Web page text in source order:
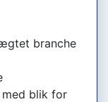
branche
blik for